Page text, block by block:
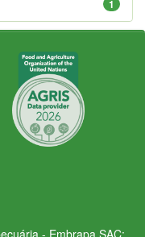
1
- Embrapa SAC: